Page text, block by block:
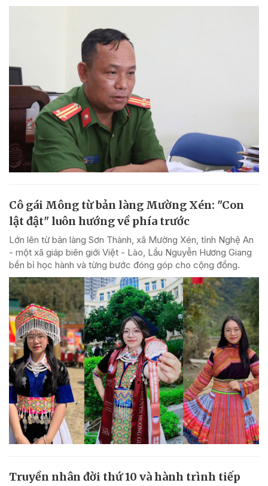
Cô gái Mông từ bản làng Mường Xén: "Con
lật đật" luôn hướng về phía trước
Lớn lên từ bản làng Sơn Thành, xã Mường Xén, tỉnh Nghệ An
- một xã giáp biên giới Việt - Lào, Lầu Nguyễn Hương Giang
bền bỉ học hành và từng bước đóng góp cho cộng đồng.
Truyền nhân đời thứ 10 và hành trình tiếp